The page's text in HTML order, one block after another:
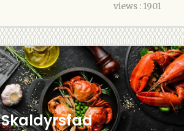
views : 1901
Skaldyrsfad